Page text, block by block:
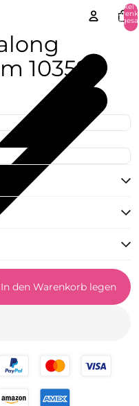
Artikel
10359
In den Warenkorb legen